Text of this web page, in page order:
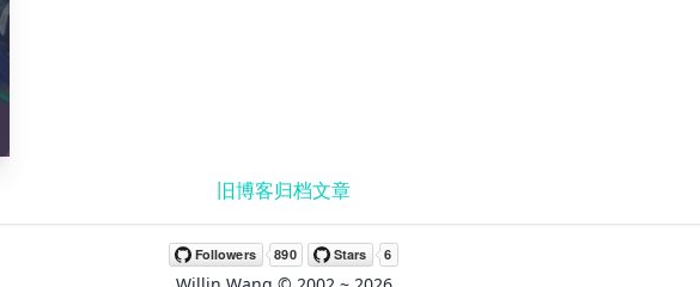
旧博客归档文章